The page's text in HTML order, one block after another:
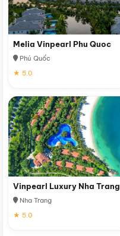
Melia Vinpearl Phu Quoc
Phú Quốc
★ 5.0
Vinpearl Luxury Nha Trang
Nha Trang
★ 5.0